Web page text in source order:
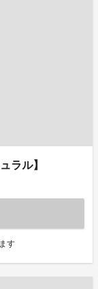
ラル】
す